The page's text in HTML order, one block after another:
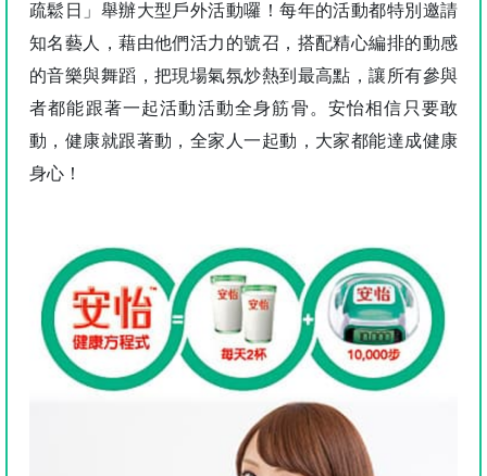
疏鬆日」舉辦大型戶外活動囉！每年的活動都特別邀請
知名藝人，藉由他們活力的號召，搭配精心編排的動感
的音樂與舞蹈，把現場氣氛炒熱到最高點，讓所有參與
者都能跟著一起活動活動全身筋骨。安怡相信只要敢
動，健康就跟著動，全家人一起動，大家都能達成健康
身心！